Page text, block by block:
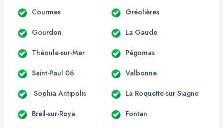
Courmes Gréolières
Gourdon La Gaude
Théoule-sur-Mer Pégomas
Saint-Paul 06 Valbonne
Sophia Antipolis La Roquette-sur-Siagne
Breil-sur-Roya Fontan